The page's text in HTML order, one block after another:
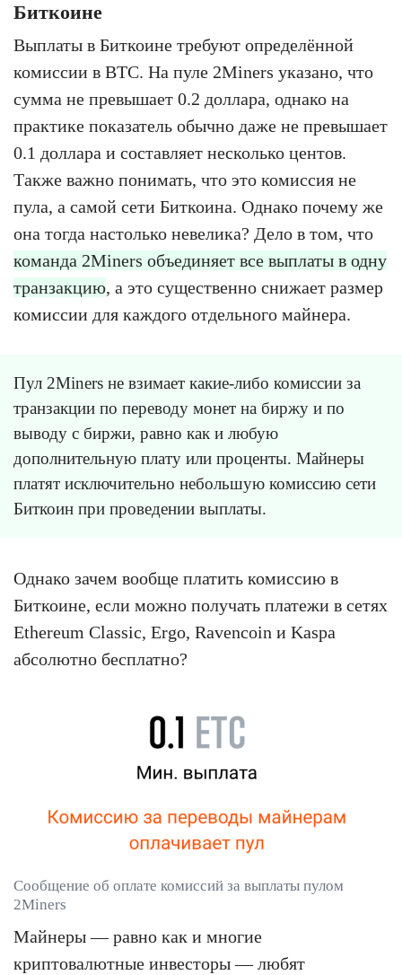
Биткоине
Выплаты в Биткоине требуют определённой
комиссии в BTC. На пуле 2Miners указано, что
сумма не превышает 0.2 доллара, однако на
практике показатель обычно даже не превышает
0.1 доллара и составляет несколько центов.
Также важно понимать, что это комиссия не
пула, а самой сети Биткоина. Однако почему же
она тогда настолько невелика? Дело в том, что
команда 2Miners объединяет все выплаты в одну
транзакцию, а это существенно снижает размер
комиссии для каждого отдельного майнера.
Пул 2Miners не взимает какие-либо комиссии за
транзакции по переводу монет на биржу и по
выводу с биржи, равно как и любую
дополнительную плату или проценты. Майнеры
платят исключительно небольшую комиссию сети
Биткоин при проведении выплаты.
Однако зачем вообще платить комиссию в
Биткоине, если можно получать платежи в сетях
Ethereum Classic, Ergo, Ravencoin и Kaspa
абсолютно бесплатно?
Сообщение об оплате комиссий за выплаты пулом
2Miners
Майнеры — равно как и многие
криптовалютные инвесторы — любят